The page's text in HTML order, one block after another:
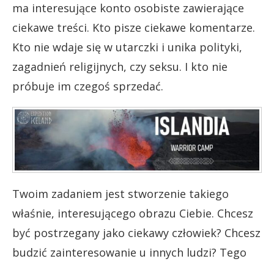
ma interesujące konto osobiste zawierające
ciekawe treści. Kto pisze ciekawe komentarze.
Kto nie wdaje się w utarczki i unika polityki,
zagadnień religijnych, czy seksu. I kto nie
próbuje im czegoś sprzedać.
Twoim zadaniem jest stworzenie takiego
właśnie, interesującego obrazu Ciebie. Chcesz
być postrzegany jako ciekawy człowiek? Chcesz
budzić zainteresowanie u innych ludzi? Tego